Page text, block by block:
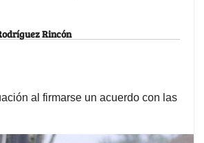
Rincón
al firmarse un acuerdo con las